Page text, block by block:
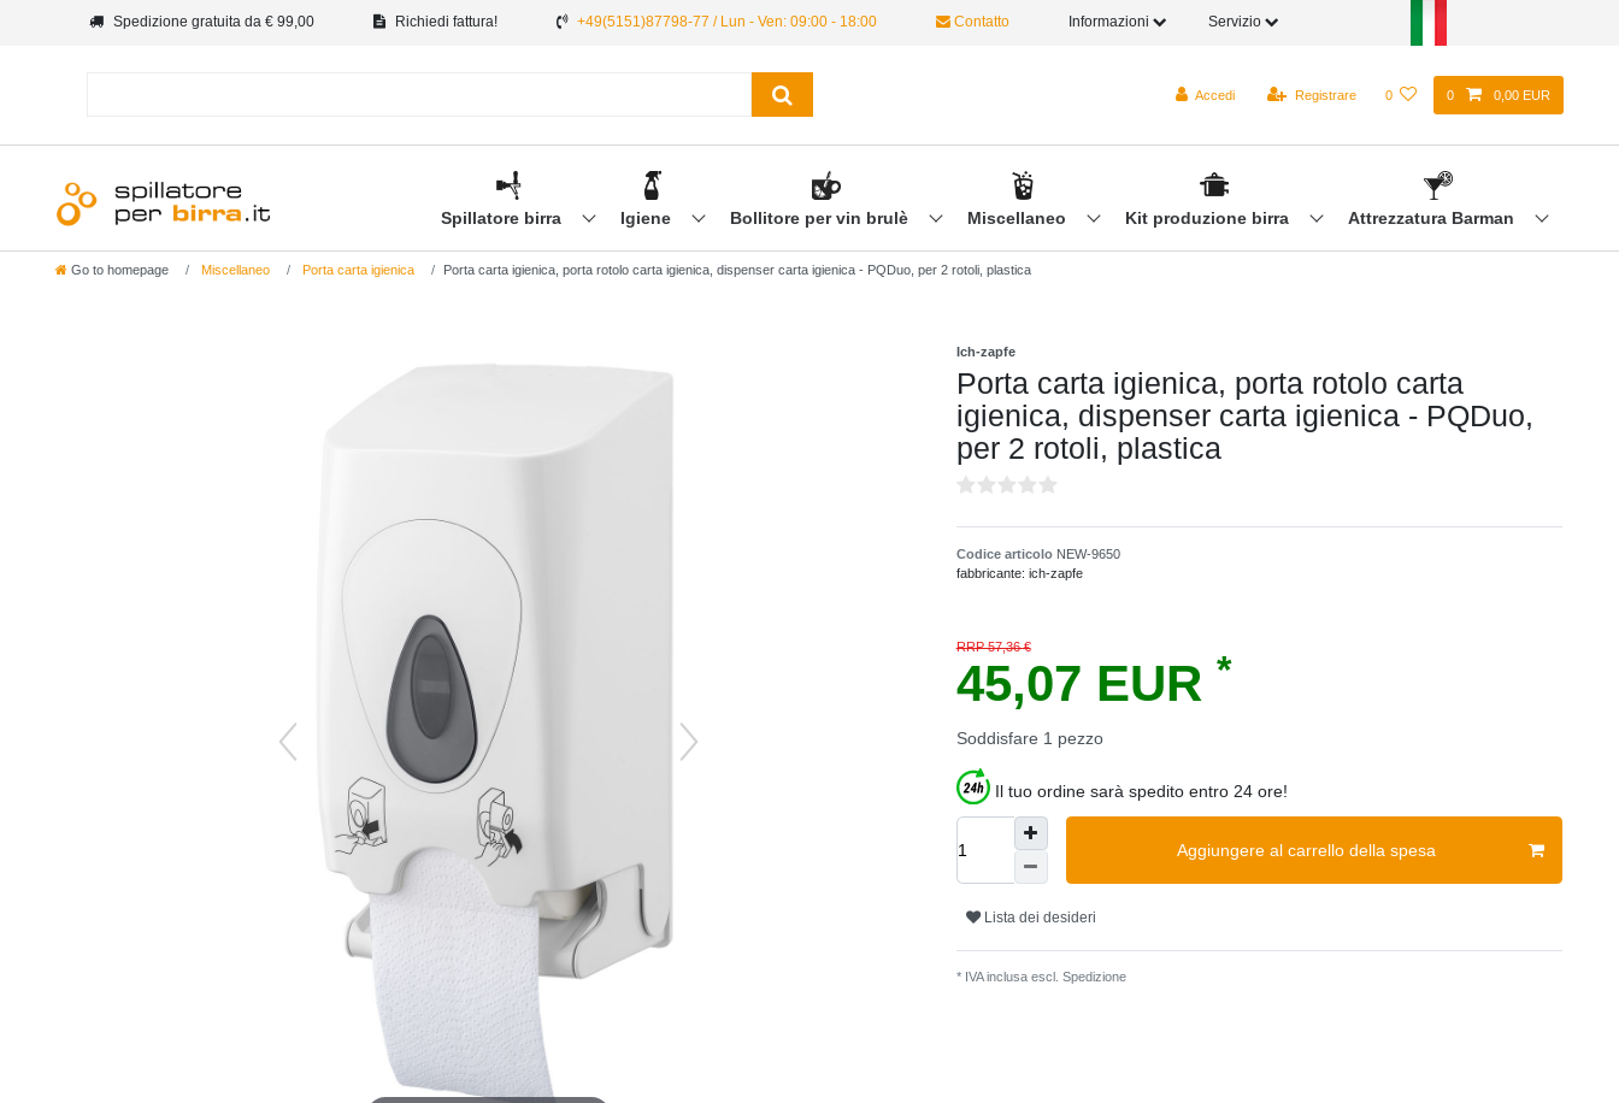
Spedizione gratuita da € 99,00 Richiedi fattura! +49(5151)87798-77 / Lun - Ven: 09:00 - 18:00 Contatto Informazioni Servizio
Accedi Registrare 0 0 0,00 EUR
Spillatore birra Igiene Bollitore per vin brulè Miscellaneo Kit produzione birra Attrezzatura Barman
Go to homepage Miscellaneo Porta carta igienica Porta carta igienica, porta rotolo carta igienica, dispenser carta igienica - PQDuo, per 2 rotoli, plastica
Ich-zapfe
Porta carta igienica, porta rotolo carta
igienica, dispenser carta igienica - PQDuo,
per 2 rotoli, plastica
Codice articolo NEW-9650
fabbricante: ich-zapfe
RRP 57,36 €
45,07 EUR *
Soddisfare 1 pezzo
Il tuo ordine sarà spedito entro 24 ore!
Aggiungere al carrello della spesa
Lista dei desideri
* IVA inclusa escl. Spedizione